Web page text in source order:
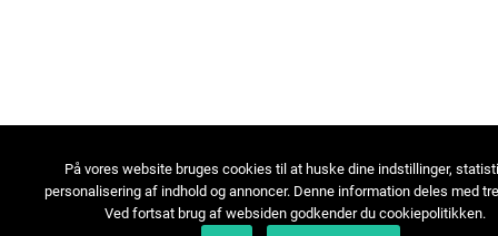
På vores website bruges cookies til at huske dine indstillinger,
personalisering af indhold og annoncer. Denne information deles med
Ved fortsat brug af websiden godkender du cookiepolitikken.